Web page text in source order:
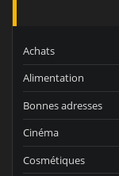
Achats
Alimentation
Bonnes adresses
Cinéma
Cosmétiques